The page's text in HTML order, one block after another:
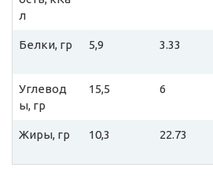
л
Белки, гр 5,9 3.33
Углевод
ы, гр
15,5 6
Жиры, гр 10,3 22.73